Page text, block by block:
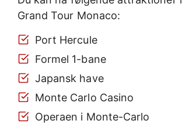
Grand Tour Monaco:
Port Hercule
Formel 1-bane
Japansk have
Monte Carlo Casino
Operaen i Monte-Carlo